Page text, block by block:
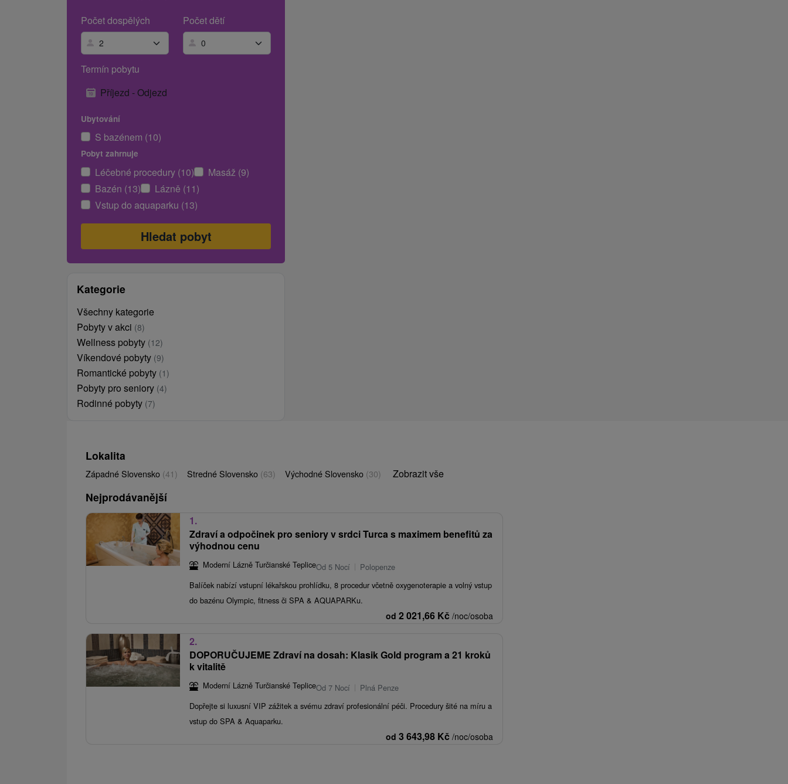
Počet dospělých
Počet dětí
Termín pobytu
Příjezd - Odjezd
Ubytování
S bazénem (10)
Pobyt zahrnuje
Léčebné procedury (10)
Masáž (9)
Bazén (13)
Lázně (11)
Vstup do aquaparku (13)
Kategorie
Všechny kategorie
Pobyty v akci (8)
Wellness pobyty (12)
Víkendové pobyty (9)
Romantické pobyty (1)
Pobyty pro seniory (4)
Rodinné pobyty (7)
Lokalita
Západné Slovensko (41) Stredné Slovensko (63) Východné Slovensko (30) Zobrazit vše
Nejprodávanější
1.
Zdraví a odpočinek pro seniory v srdci Turca s maximem benefitů za
výhodnou cenu
Moderní Lázně Turčianské TepliceOd 5 Nocí
Polopenze
Balíček nabízí vstupní lékařskou prohlídku, 8 procedur včetně oxygenoterapie a volný vstup
do bazénu Olympic, fitness či SPA & AQUAPARKu.
od 2 021,66 Kč /noc/osoba
2.
DOPORUČUJEME Zdraví na dosah: Klasik Gold program a 21 kroků
k vitalitě
Moderní Lázně Turčianské TepliceOd 7 Nocí
Plná Penze
Dopřejte si luxusní VIP zážitek a svému zdraví profesionální péči. Procedury šité na míru a
vstup do SPA & Aquaparku.
od 3 643,98 Kč /noc/osoba